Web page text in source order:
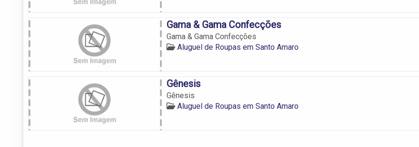
Gama & Gama Confecções
Gama & Gama Confecções
Aluguel de Roupas em Santo Amaro
Gênesis
Gênesis
Aluguel de Roupas em Santo Amaro